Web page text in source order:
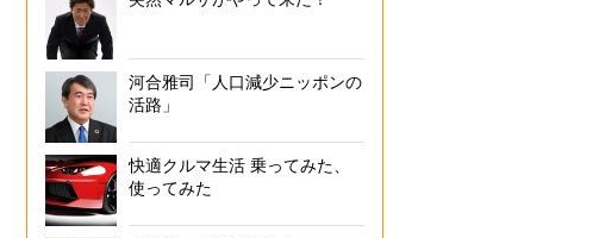
河合雅司「人口減少ニッポンの
活路」
快適クルマ生活 乗ってみた、
使ってみた